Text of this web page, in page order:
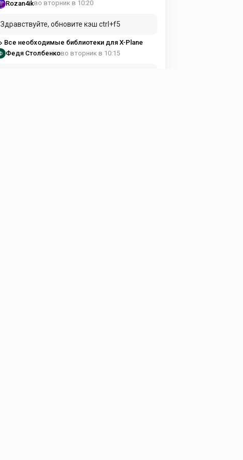
Rozan4ikво вторник в 10:20
Здравствуйте, обновите кэш ctrl+f5
Все необходимые библиотеки для X-Plane
Федя Столбенково вторник в 10:15